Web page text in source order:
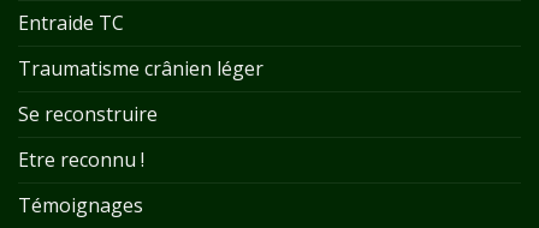
Entraide TC
Traumatisme crânien léger
Se reconstruire
Etre reconnu !
Témoignages